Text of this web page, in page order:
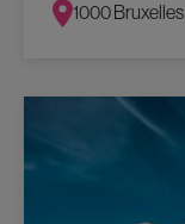
1000 Bruxelles